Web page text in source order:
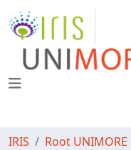
IRIS Root UNIMORE